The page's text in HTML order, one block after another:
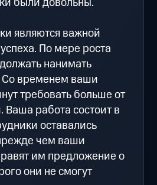
являются важной
По мере роста
нанимать
временем ваши
требовать больше от
Ваша работа состоит в
оставались
чем ваши
им предложение о
они не смогут